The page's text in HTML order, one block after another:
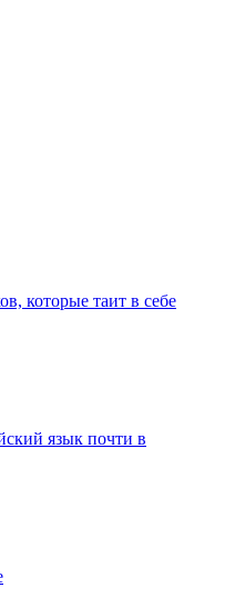
которые таит в себе
язык почти в